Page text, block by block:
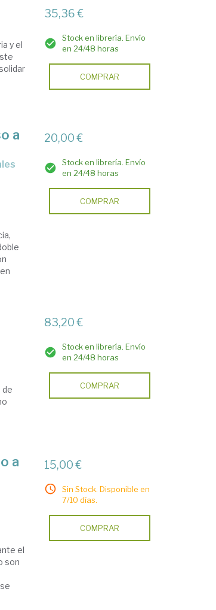
y el
35,36 €
Stock en librería. Envío
en 24/48 horas
COMPRAR
a 20,00 €
Stock en librería. Envío
en 24/48 horas
COMPRAR
de
83,20 €
Stock en librería. Envío
en 24/48 horas
COMPRAR
a
el
son
15,00 €
Sin Stock. Disponible en
7/10 días.
COMPRAR